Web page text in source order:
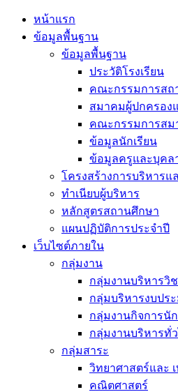
หน้าแรก
ข้อมูลพื้นฐาน
ข้อมูลพื้นฐาน
ประวัติโรงเรียน
คณะกรรมการส
สมาคมผู้ปกครอง
คณะกรรมการสม
ข้อมูลนักเรียน
ข้อมูลครูและบุคล
โครงสร้างการบริหาร
ทำเนียบผู้บริหาร
หลักสูตรสถานศึกษา
แผนปฏิบัติการประจำปี
เว็บไซต์ภายใน
กลุ่มงาน
กลุ่มงานบริหารวิ
กลุ่มบริหารงบปร
กลุ่มงานกิจการนัก
กลุ่มงานบริหารทั่ว
กลุ่มสาระ
วิทยาศาสตร์และ
คณิตศาสตร์